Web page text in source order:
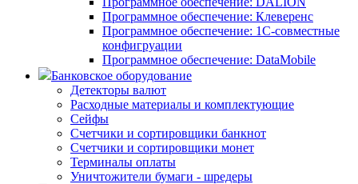
Программное обеспечение: Клеверенс
Программное обеспечение: 1С-совместные
конфигруации
Программное обеспечение: DataMobile
Банковское оборудование
Детекторы валют
Расходные материалы и комплектующие
Сейфы
Счетчики и сортировщики банкнот
Счетчики и сортировщики монет
Терминалы оплаты
Уничтожители бумаги - шредеры